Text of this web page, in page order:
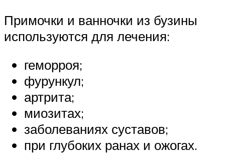
Примочки и ванночки из бузины
используются для лечения:
геморроя;
фурункул;
артрита;
миозитах;
заболеваниях суставов;
при глубоких ранах и ожогах.